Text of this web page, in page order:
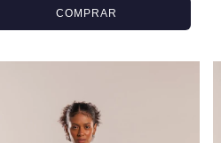
COMPRAR